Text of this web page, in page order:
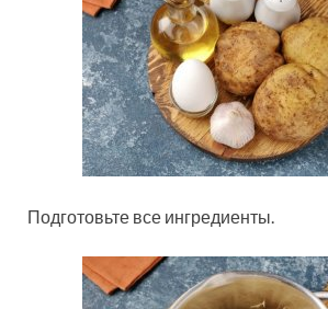
Подготовьте все ингредиенты.